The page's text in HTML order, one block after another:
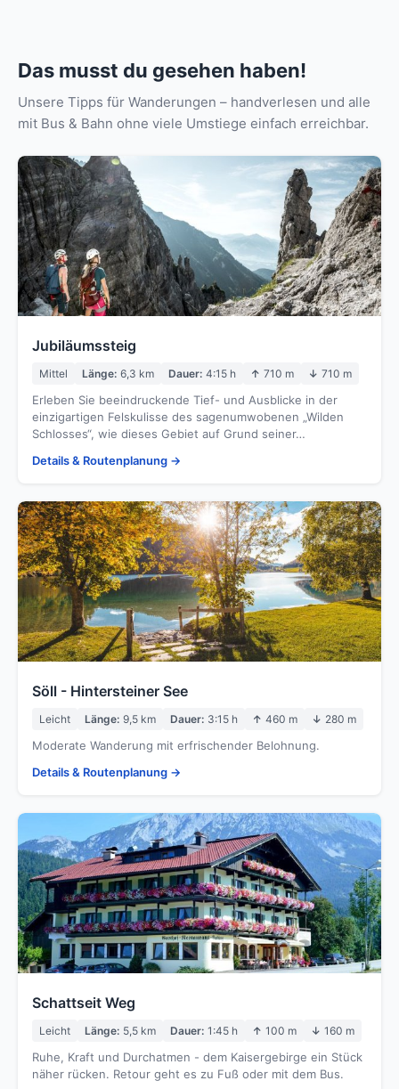
Das musst du gesehen haben!
Unsere Tipps für Wanderungen – handverlesen und alle
mit Bus & Bahn ohne viele Umstiege einfach erreichbar.
Jubiläumssteig
Mittel Länge: 6,3 km Dauer: 4:15 h ↑ 710 m ↓ 710 m
Erleben Sie beeindruckende Tief- und Ausblicke in der
einzigartigen Felskulisse des sagenumwobenen „Wilden
Schlosses“, wie dieses Gebiet auf Grund seiner…
Details & Routenplanung →
Söll - Hintersteiner See
Leicht Länge: 9,5 km Dauer: 3:15 h ↑ 460 m ↓ 280 m
Moderate Wanderung mit erfrischender Belohnung.
Details & Routenplanung →
Schattseit Weg
Leicht Länge: 5,5 km Dauer: 1:45 h ↑ 100 m ↓ 160 m
Ruhe, Kraft und Durchatmen - dem Kaisergebirge ein Stück
näher rücken. Retour geht es zu Fuß oder mit dem Bus.